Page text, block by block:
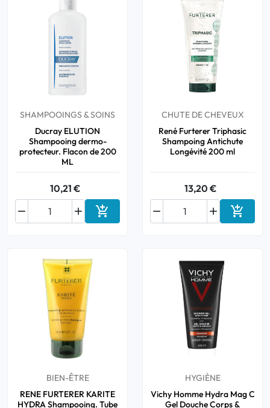
SHAMPOOINGS & SOINS
Ducray ELUTION
Shampooing dermo-
protecteur. Flacon de 200
ML
10,21 €

 Ajouter au panier
CHUTE DE CHEVEUX
René Furterer Triphasic
Shampoing Antichute
Longévité 200 ml
13,20 €

 
BIEN-ÊTRE
RENE FURTERER KARITE
HYDRA Shampooing. Tube
HYGIÈNE
Vichy Homme Hydra Mag C
Gel Douche Corps &